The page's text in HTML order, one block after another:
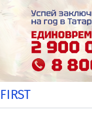
FIRST